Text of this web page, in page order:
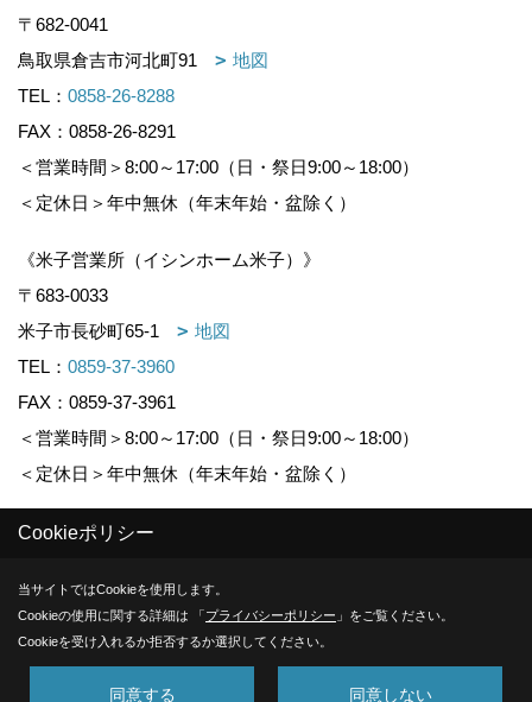
〒682-0041
鳥取県倉吉市河北町91
地図
TEL： 0858-26-8288
FAX：0858-26-8291
＜営業時間＞8:00～17:00（日・祭日9:00～18:00）
＜定休日＞年中無休（年末年始・盆除く）
《米子営業所（イシンホーム米子）》
〒683-0033
米子市長砂町65-1
地図
TEL： 0859-37-3960
FAX：0859-37-3961
＜営業時間＞8:00～17:00（日・祭日9:00～18:00）
＜定休日＞年中無休（年末年始・盆除く）
Produced byゴデスクリエイト
Cookieポリシー
当サイトではCookieを使用します。
Cookieの使用に関する詳細は 「プライバシーポリシー 」をご覧ください。
Cookieを受け入れるか拒否するか選択してください。
同意する 同意しない